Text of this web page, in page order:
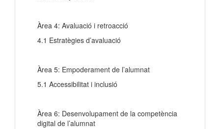
Àrea 4: Avaluació i retroacció
4.1 Estratègies d’avaluació
Àrea 5: Empoderament de l’alumnat
5.1 Accessibilitat i inclusió
Àrea 6: Desenvolupament de la competència
digital de l’alumnat